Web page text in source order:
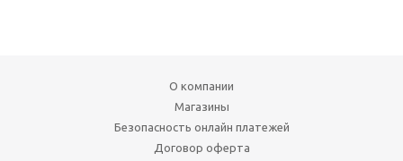
О компании
Магазины
Безопасность онлайн платежей
Договор оферта